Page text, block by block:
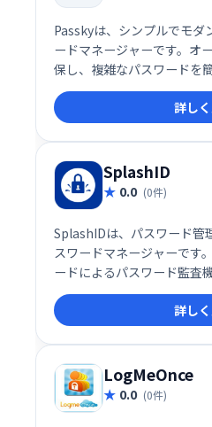
Passkyは、シンプルでモダ
ードマネージャーです。オ
保し、複雑なパスワードを
勝手の良さと高いセキュリ
るパスワード管理ソリューシ
詳し
SplashID
0.0 (0件)
SplashIDは、パスワード管
スワードマネージャーです
ードによるパスワード監査
などを検知し、安全性を
ス利用可能、月額1.99ドル
バイスで利用可能です。ど
は無制限です。
詳し
LogMeOnce
0.0 (0件)